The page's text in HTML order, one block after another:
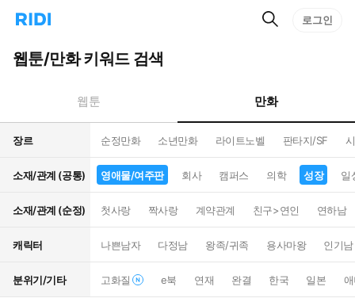
리
홈
으
턴
트
검
로그인
웹툰/만화 키워드 검색
웹툰 만화
장르 순정만화 소년만화 라이트노벨 판타지/SF
소재/관계 (공통) 영애물/여주판 회사 캠퍼스 의학 성장 일
소재/관계 (순정) 첫사랑 짝사랑 계약관계 친구>연인 연하남
캐릭터 나쁜남자 다정남 왕족/귀족 용사마왕 인기남
분위기/기타 고화질 e북 연재 완결 한국 일본